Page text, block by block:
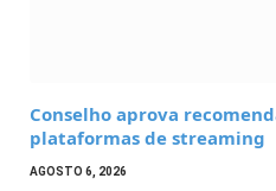
Conselho aprova
plataformas de streaming
AGOSTO 6, 2026